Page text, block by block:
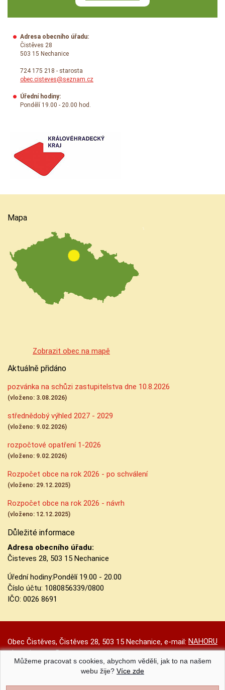
Adresa obecního úřadu:
Čistěves 28
503 15 Nechanice
724 175 218 - starosta
obec.cisteves@seznam.cz
Úřední hodiny:
Pondělí 19.00 - 20.00 hod.
Mapa
Zobrazit obec na mapě
Aktuálně přidáno
pozvánka na schůzi zastupitelstva dne 10.8.2026
(vloženo: 3.08.2026)
střednědobý výhled 2027 - 2029
(vloženo: 9.02.2026)
rozpočtové opatření 1-2026
(vloženo: 9.02.2026)
Rozpočet obce na rok 2026 - po schválení
(vloženo: 29.12.2025)
Rozpočet obce na rok 2026 - návrh
(vloženo: 12.12.2025)
Důležité informace
Adresa obecního úřadu:
Čisteves 28, 503 15 Nechanice
Úřední hodiny:Pondělí 19.00 - 20.00
Číslo účtu: 1080856339/0800
IČO: 0026 8691
NAHORU
Obec Čistěves, Čistěves 28, 503 15 Nechanice, e-mail:
obec.cisteves@seznam.cz
Prohlášení o přístupnosti|Původní web|Nastavení cookies
Můžeme pracovat s cookies, abychom věděli, jak to na našem
webu žije? Více zde